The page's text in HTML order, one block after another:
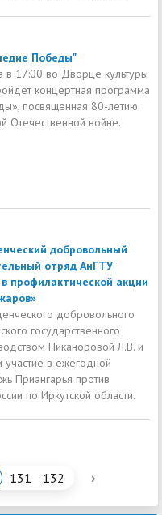
Победы"
в 17:00 во Дворце культуры
концертная программа
посвященная 80-летию
Отечественной войне.
добровольный
отряд АнГТУ
профилактической акции
добровольного
государственного
Никаноровой Л.В. и
в ежегодной
Приангарья против
по Иркутской области.
131 132 ›